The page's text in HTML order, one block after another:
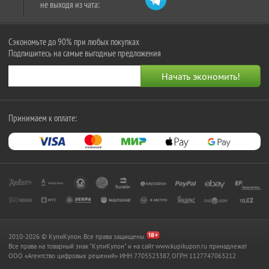
не выходя из чата:
Сэкономьте до 90% при любых покупках
Подпишитесь на самые выгодные предложения
Принимаем к оплате:
2010-2026 © КупиКупон. Все права защищены.
Все права на товарный знак "КупиКупон" и на сайт www.kupikupon.ru принадлежат
OOO «Агентство цифровых решений» ИНН 7705523387, ОГРН 1127747063212